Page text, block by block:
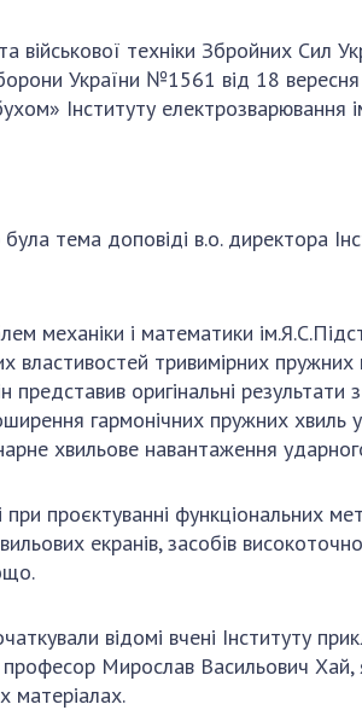
військової техніки Збройних Сил
України №1561 від 18
Інституту електрозварювання
тема доповіді в.о. директора
механіки і математики
властивостей тривимірних
оригінальні
гармонічних пружних
хвильове навантаження
проєктуванні функціональних
екранів, засобів
відомі вчені Інституту
Мирослав Васильович Хай,
матеріалах.